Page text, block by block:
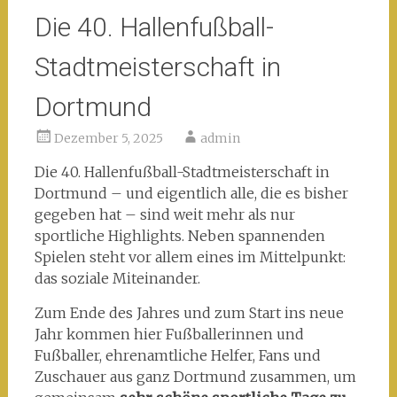
Die 40. Hallenfußball-
Stadtmeisterschaft in
Dortmund
Dezember 5, 2025 admin
Die 40. Hallenfußball-Stadtmeisterschaft in
Dortmund – und eigentlich alle, die es bisher
gegeben hat – sind weit mehr als nur
sportliche Highlights. Neben spannenden
Spielen steht vor allem eines im Mittelpunkt:
das soziale Miteinander.
Zum Ende des Jahres und zum Start ins neue
Jahr kommen hier Fußballerinnen und
Fußballer, ehrenamtliche Helfer, Fans und
Zuschauer aus ganz Dortmund zusammen, um